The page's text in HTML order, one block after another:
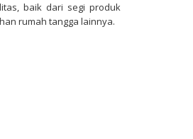
baik dari segi produk
rumah tangga lainnya.